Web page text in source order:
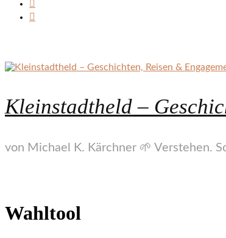
Kleinstadtheld –
von Michael K. Kärchner 🌱 Verstehen.
Wahltool